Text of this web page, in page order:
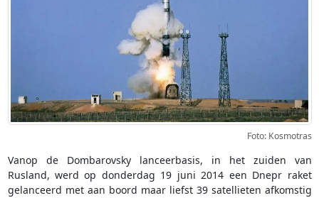
Foto: Kosmotras
Vanop de Dombarovsky lanceerbasis, in het zuiden van
Rusland, werd op donderdag 19 juni 2014 een Dnepr raket
gelanceerd met aan boord maar liefst 39 satellieten afkomstig